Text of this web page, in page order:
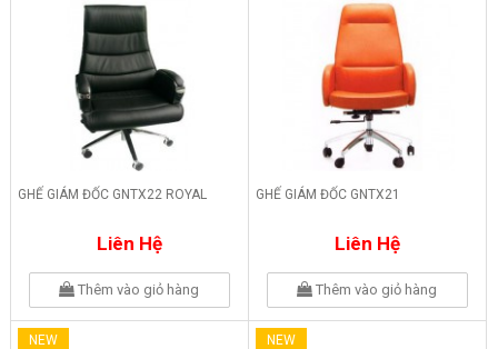
GHẾ GIÁM ĐỐC GNTX22 ROYAL
Liên Hệ
Thêm vào giỏ hàng
GHẾ GIÁM ĐỐC GNTX21
Liên Hệ
Thêm vào giỏ hàng
NEW NEW